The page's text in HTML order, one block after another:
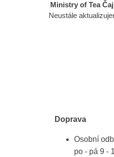
Ministry of Tea
Neustále
Doprava
Osobní
po - pá 9 -